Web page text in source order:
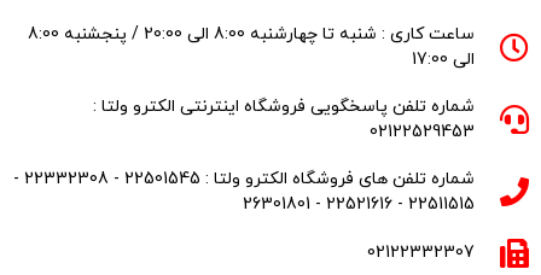
ساعت کاری : شنبه تا چهارشنبه 8:00 الی 20:00 / پنجشنبه 8:00
الی 17:00
شماره تلفن پاسخگویی فروشگاه اینترنتی الکترو ولتا :
02122529453
شماره تلفن های فروشگاه الکترو ولتا : 22501545 - 22332308 -
22511515 - 22521616 - 26301801
02122332307